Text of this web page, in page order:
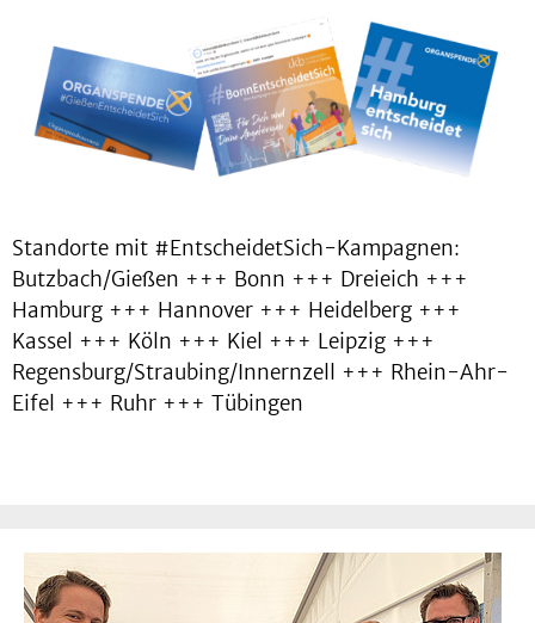
Standorte mit #EntscheidetSich-Kampagnen:
Butzbach/Gießen +++ Bonn +++ Dreieich +++
Hamburg +++ Hannover +++ Heidelberg +++
Kassel +++ Köln +++ Kiel +++ Leipzig +++
Regensburg/Straubing/Innernzell +++ Rhein-Ahr-
Eifel +++ Ruhr +++ Tübingen